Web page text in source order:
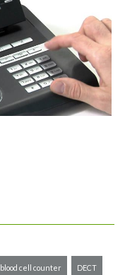
blood cell counter DECT